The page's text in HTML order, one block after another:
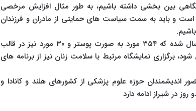
نگاهی بین بخشی داشته باشیم، به طور مثال افزایش مرخصی
شش ماه و سپس ۹ ماه تاثیر گذار است و باید به سمت سیاست های حمایتی از مادران و فرزندان
دکتر لنکرانی گفت : حدود ۷۶۰ مقاله به این سمینار ارسال شده که ۳۵۴ مورد به صورت پوستر و ۳۰ مورد نیز در قالب
برگزاری نمایشگاه مرتبط با سلامت زنان نیز از برنامه های
اندیشمندان حوزه علوم پزشکی از کشورهای هلند و کانادا و
در شیراز ادامه دارد